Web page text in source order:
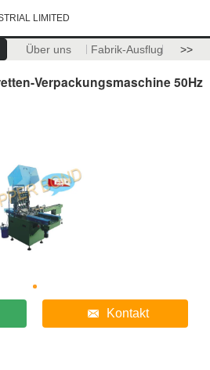
LIMITED
Über uns Fabrik-Ausflug >>
Verpackungsmaschine 50Hz
Kontakt